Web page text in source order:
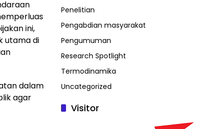
ini,
utama di
dalam
agar
Penelitian
Pengabdian masyarakat
Pengumuman
Research Spotlight
Termodinamika
Uncategorized
Visitor